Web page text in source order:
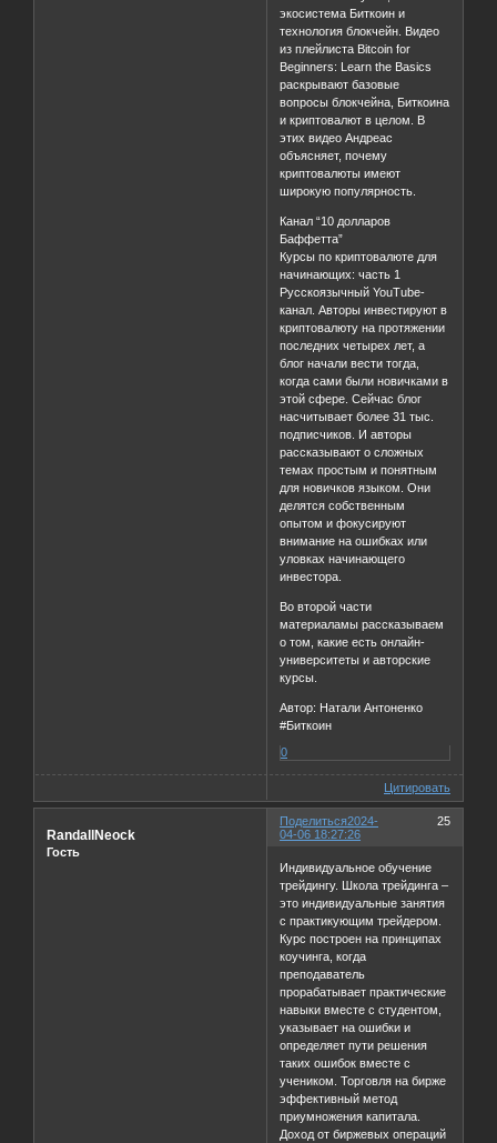
экосистема Биткоин и
технология блокчейн. Видео
из плейлиста Bitcoin for
Beginners: Learn the Basics
раскрывают базовые
вопросы блокчейна, Биткоина
и криптовалют в целом. В
этих видео Андреас
объясняет, почему
криптовалюты имеют
широкую популярность.
Канал “10 долларов
Баффетта”
Курсы по криптовалюте для
начинающих: часть 1
Русскоязычный YouTube-
канал. Авторы инвестируют в
криптовалюту на протяжении
последних четырех лет, а
блог начали вести тогда,
когда сами были новичками в
этой сфере. Сейчас блог
насчитывает более 31 тыс.
подписчиков. И авторы
рассказывают о сложных
темах простым и понятным
для новичков языком. Они
делятся собственным
опытом и фокусируют
внимание на ошибках или
уловках начинающего
инвестора.
Во второй части
материаламы рассказываем
о том, какие есть онлайн-
университеты и авторские
курсы.
Автор: Натали Антоненко
#Биткоин
0
Цитировать
Поделиться 25
2024-
04-06 18:27:26
RandallNeock
Гость
Индивидуальное обучение
трейдингу. Школа трейдинга –
это индивидуальные занятия
с практикующим трейдером.
Курс построен на принципах
коучинга, когда
преподаватель
прорабатывает практические
навыки вместе с студентом,
указывает на ошибки и
определяет пути решения
таких ошибок вместе с
учеником. Торговля на бирже
эффективный метод
приумножения капитала.
Доход от биржевых операций